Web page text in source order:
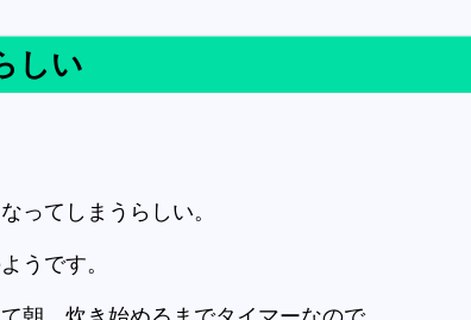
しい
ってしまうらしい。
うです。